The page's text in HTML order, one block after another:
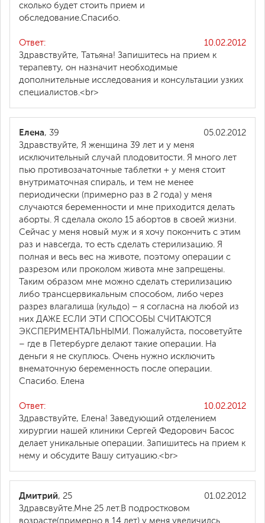
сколько будет стоить прием и
обследование.Спасибо.
10.02.2012
Ответ:
Здравствуйте, Татьяна! Запишитесь на прием к
терапевту, он назначит необходимые
дополнительные исследования и консультации узких
специалистов.<br>
05.02.2012
Елена, 39
Здравствуйте, Я женщина 39 лет и у меня
исключительный случай плодовитости. Я много лет
пью противозачаточные таблетки + у меня стоит
внутриматочная спираль, и тем не менее
периодически (примерно раз в 2 года) у меня
случаются беременности и мне приходится делать
аборты. Я сделала около 15 абортов в своей жизни.
Сейчас у меня новый муж и я хочу покончить с этим
раз и навсегда, то есть сделать стерилизацию. Я
полная и весь вес на животе, поэтому операции с
разрезом или проколом живота мне запрещены.
Таким образом мне можно сделать стерилизацию
либо трансцервикальным способом, либо через
разрез влагалища (кульдо) – я согласна на любой из
них ДАЖЕ ЕСЛИ ЭТИ СПОСОБЫ СЧИТАЮТСЯ
ЭКСПЕРИМЕНТАЛЬНЫМИ. Пожалуйста, посоветуйте
– где в Петербурге делают такие операции. На
деньги я не скуплюсь. Очень нужно исключить
внематочную беременность после операции.
Спасибо. Елена
10.02.2012
Ответ:
Здравствуйте, Елена! Заведующий отделением
хирургии нашей клиники Сергей Федорович Басос
делает уникальные операции. Запишитесь на прием к
нему и обсудите Вашу ситуацию.<br>
01.02.2012
Дмитрий, 25
Здравсвуйте.Мне 25 лет.В подростковом
возрасте(примерно в 14 лет) у меня увеличилсь